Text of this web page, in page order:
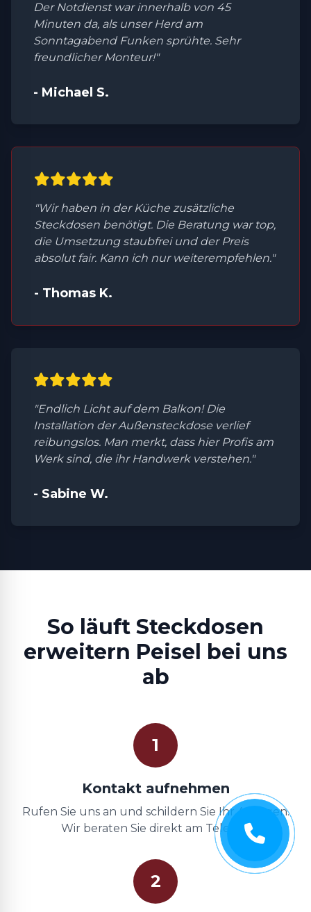
Der Notdienst war innerhalb von 45
Minuten da, als unser Herd am
Sonntagabend Funken sprühte. Sehr
freundlicher Monteur!"
- Michael S.
"Wir haben in der Küche zusätzliche
Steckdosen benötigt. Die Beratung war top,
die Umsetzung staubfrei und der Preis
absolut fair. Kann ich nur weiterempfehlen."
- Thomas K.
"Endlich Licht auf dem Balkon! Die
Installation der Außensteckdose verlief
reibungslos. Man merkt, dass hier Profis am
Werk sind, die ihr Handwerk verstehen."
- Sabine W.
So läuft Steckdosen
erweitern Peisel bei uns
ab
1
Kontakt aufnehmen
Rufen Sie uns an und schildern Sie Ihr Anliegen.
Wir beraten Sie direkt am Telefon.
2